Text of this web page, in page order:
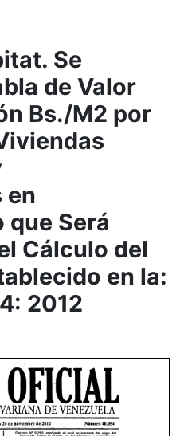
Se
de Valor
Bs./M2 por
en
Será
Cálculo del
en la:
2012